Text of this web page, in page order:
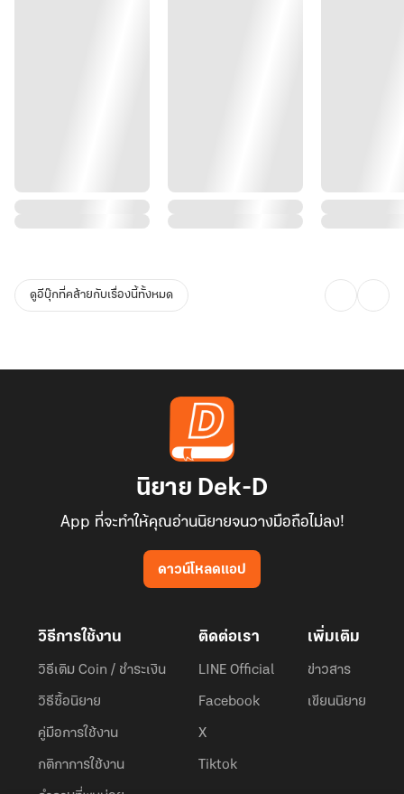
ดูอีบุ๊กที่คล้ายกับเรื่องนี้ทั้งหมด
นิยาย Dek-D
App ที่จะทำให้คุณอ่านนิยายจนวางมือถือไม่ลง!
ดาวน์โหลดแอป
วิธีการใช้งาน
วิธีเติม Coin / ชำระเงิน
วิธีซื้อนิยาย
คู่มือการใช้งาน
กติกาการใช้งาน
ติดต่อเรา
LINE Official
Facebook
X
Tiktok
เพิ่มเติม
ข่าวสาร
เขียนนิยาย